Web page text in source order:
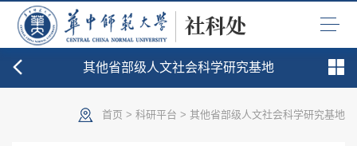
其他省部级人文社会科学研究基地
首页 > 科研平台 > 其他省部级人文社会科学研究基地